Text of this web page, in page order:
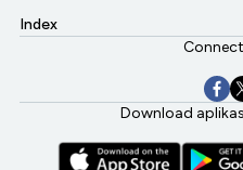
Index
Download